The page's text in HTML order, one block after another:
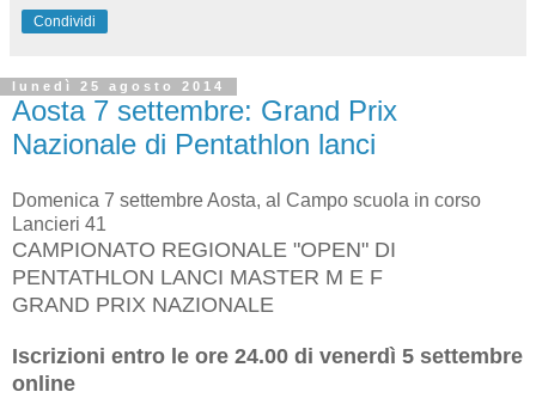
Condividi
lunedì 25 agosto 2014
Aosta 7 settembre: Grand Prix
Nazionale di Pentathlon lanci
Domenica 7 settembre Aosta, al Campo scuola in corso
Lancieri 41
CAMPIONATO REGIONALE "OPEN" DI
PENTATHLON LANCI MASTER M E F
GRAND PRIX NAZIONALE
Iscrizioni entro le ore 24.00 di venerdì 5 settembre
online